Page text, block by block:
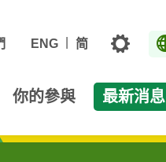
ENG 简 主題
你的參與 最新消息